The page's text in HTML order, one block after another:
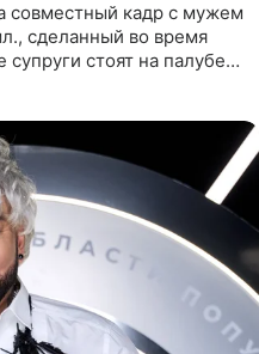
совместный кадр с мужем
сделанный во время
стоят на палубе